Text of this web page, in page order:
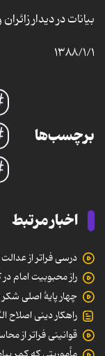
بیانات در دیدار
۱۳۸۸/۱/۱
برچسب‌ها
اخبار مرتبط
درسی فراتر از عدالت
راز محبوبیت امام
چهار پایۀ اصلی
راهکار دینی
قوانینی فراتر از